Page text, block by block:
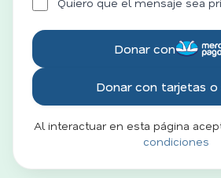
Donar con
Donar con tarjetas
Al interactuar en esta página
condiciones